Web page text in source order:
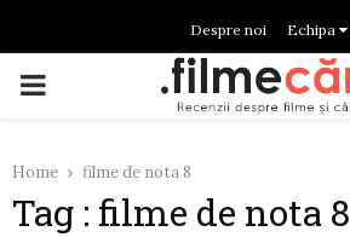
Despre noi Echipa
PRIMARY
Home filme de nota 8
Tag : filme de nota 8